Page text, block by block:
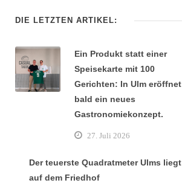
DIE LETZTEN ARTIKEL:
Ein Produkt statt einer
Speisekarte mit 100
Gerichten: In Ulm eröffnet
bald ein neues
Gastronomiekonzept.
27. Juli 2026
Der teuerste Quadratmeter Ulms liegt
auf dem Friedhof